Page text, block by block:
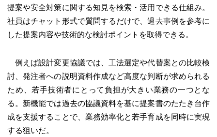
提案や安全対策に関する知見を検索・活用できる仕組み。
社員はチャット形式で質問するだけで、過去事例を参考に
した提案内容や技術的な検討ポイントを取得できる。
例えば設計変更協議では、工法選定や代替案との比較検
討、発注者への説明資料作成など高度な判断が求められる
ため、若手技術者にとって負担が大きい業務の一つとな
る。新機能では過去の協議資料を基に提案書のたたき台作
成を支援することで、業務効率化と若手育成を同時に実現
する狙いだ。